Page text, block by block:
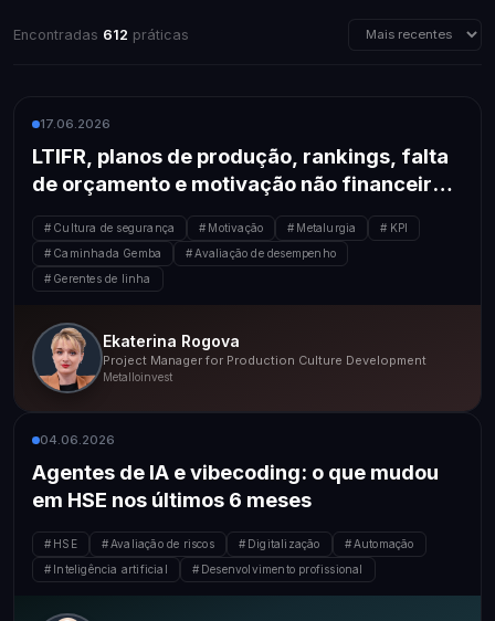
Encontradas 612 práticas
17.06.2026
LTIFR, planos de produção, rankings, falta
de orçamento e motivação não financeira:
a receita de uma solução de sucesso da
Metalloinvest
Cultura de segurança Motivação Metalurgia
KPI
Caminhada Gemba
Avaliação de desempenho
Gerentes de linha
Ekaterina Rogova
Project Manager for Production Culture Development
Metalloinvest
04.06.2026
Agentes de IA e vibecoding: o que mudou
em HSE nos últimos 6 meses
HSE Avaliação de riscos Digitalização
Automação
Inteligência artificial
Desenvolvimento profissional